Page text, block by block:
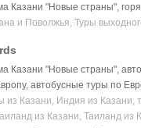
Казани "Новые страны",
и Поволжья, Туры
Казани "Новые страны",
автобусные туры по
из Казани, Индия из Казани,
из Казани, Таиланд